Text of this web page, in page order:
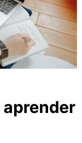
aprender